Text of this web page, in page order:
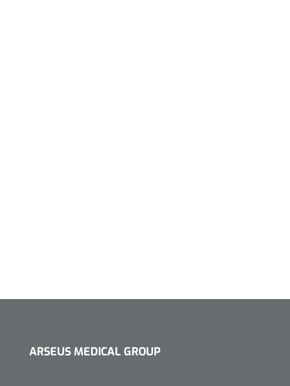
ARSEUS MEDICAL GROUP